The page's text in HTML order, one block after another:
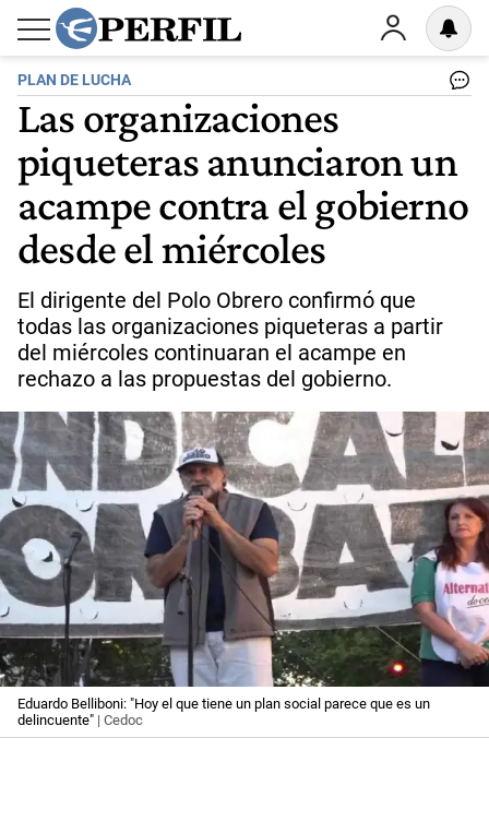
PLAN DE LUCHA
Las organizaciones
piqueteras anunciaron un
acampe contra el gobierno
desde el miércoles
El dirigente del Polo Obrero confirmó que
todas las organizaciones piqueteras a partir
del miércoles continuaran el acampe en
rechazo a las propuestas del gobierno.
Eduardo Belliboni: "Hoy el que tiene un plan social parece que es un
delincuente" | Cedoc